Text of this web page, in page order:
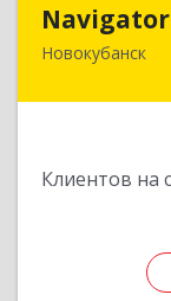
Navigator
Новокубанск
Клиентов на
352240,